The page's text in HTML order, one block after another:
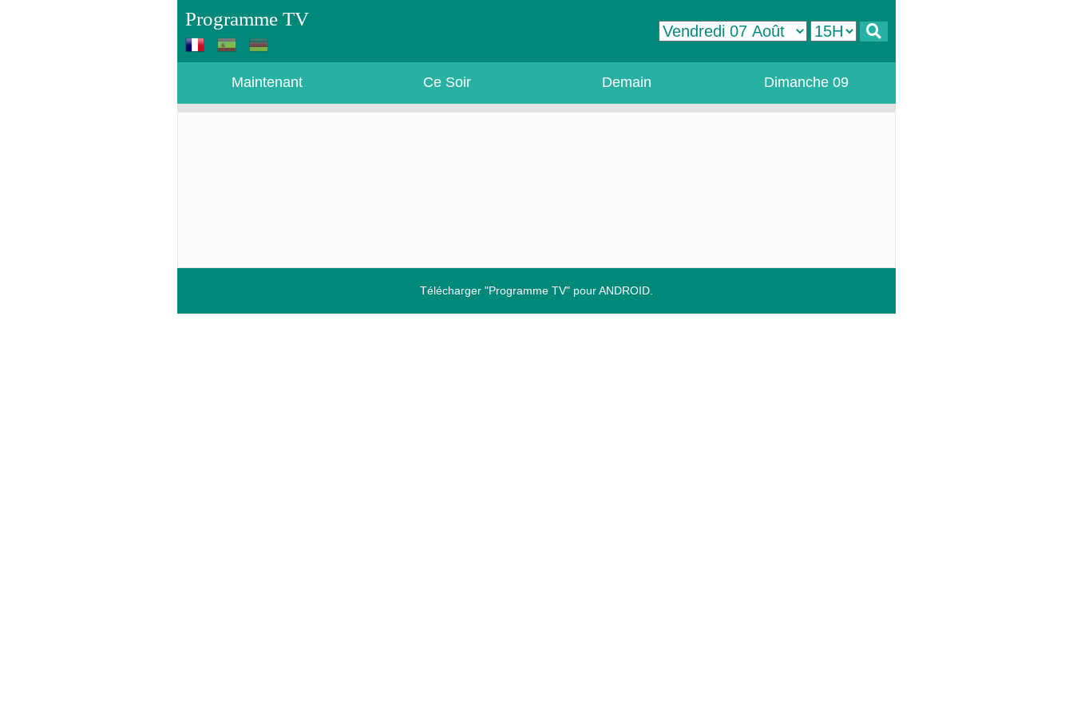
Programme TV
Maintenant Ce Soir Demain Dimanche 09
Télécharger "Programme TV" pour ANDROID.